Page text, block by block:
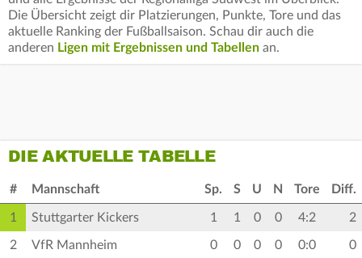
Die Übersicht zeigt dir Platzierungen, Punkte, Tore und das
aktuelle Ranking der Fußballsaison. Schau dir auch die
anderen Ligen mit Ergebnissen und Tabellen an.
DIE AKTUELLE TABELLE
# Mannschaft Sp. S U N Tore Diff.
1 Stuttgarter Kickers 1 1 0 0 4:2 2
2 VfR Mannheim 0 0 0 0 0:0 0